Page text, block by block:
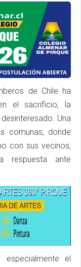
de Chile ha
el sacrificio, la
Una
comunas, donde
con sus vecinos,
respuesta ante
especialmente el